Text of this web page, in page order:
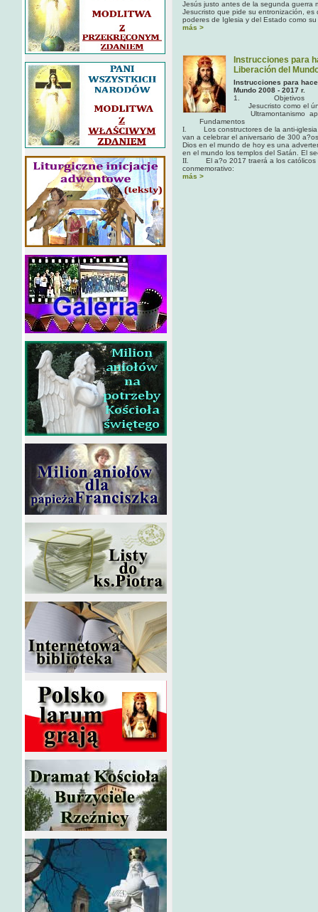
Jesús justo antes de la segunda guerra
Jesucristo que pide su entronización,
poderes de Iglesia y del Estado como
más >
Instrucciones para
Liberación del
Instrucciones para
Mundo 2008 - 2017 r.
1. Objetivos
Jesucristo como el
Ultramontanismo
Fundamentos
I. Los constructores de la anti-
van a celebrar el aniversario de 300
Dios en el mundo de hoy es una
en el mundo los templos del Satán. El
II. El a?o 2017 traerá a los
conmemorativo:
más >